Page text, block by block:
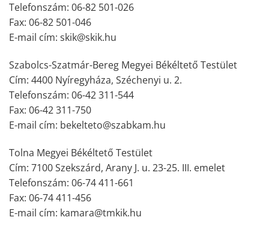
Telefonszám: 06-82 501-026
Fax: 06-82 501-046
E-mail cím: skik@skik.hu
Szabolcs-Szatmár-Bereg Megyei Békéltető Testület
Cím: 4400 Nyíregyháza, Széchenyi u. 2.
Telefonszám: 06-42 311-544
Fax: 06-42 311-750
E-mail cím: bekelteto@szabkam.hu
Tolna Megyei Békéltető Testület
Cím: 7100 Szekszárd, Arany J. u. 23-25. III. emelet
Telefonszám: 06-74 411-661
Fax: 06-74 411-456
E-mail cím: kamara@tmkik.hu